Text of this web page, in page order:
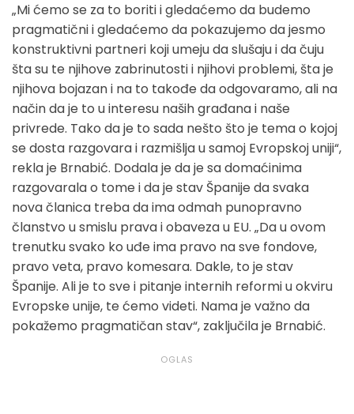
„Mi ćemo se za to boriti i gledaćemo da budemo
pragmatični i gledaćemo da pokazujemo da jesmo
konstruktivni partneri koji umeju da slušaju i da čuju
šta su te njihove zabrinutosti i njihovi problemi, šta je
njihova bojazan i na to takođe da odgovaramo, ali na
način da je to u interesu naših građana i naše
privrede. Tako da je to sada nešto što je tema o kojoj
se dosta razgovara i razmišlja u samoj Evropskoj uniji“,
rekla je Brnabić. Dodala je da je sa domaćinima
razgovarala o tome i da je stav Španije da svaka
nova članica treba da ima odmah punopravno
članstvo u smislu prava i obaveza u EU. „Da u ovom
trenutku svako ko uđe ima pravo na sve fondove,
pravo veta, pravo komesara. Dakle, to je stav
Španije. Ali je to sve i pitanje internih reformi u okviru
Evropske unije, te ćemo videti. Nama je važno da
pokažemo pragmatičan stav“, zaključila je Brnabić.